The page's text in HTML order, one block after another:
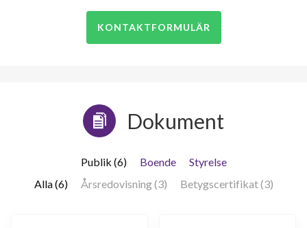
KONTAKTFORMULÄR
Dokument
Publik (6) Boende
Styrelse
Alla (6)
Årsredovisning (3) Betygscertifikat (3)